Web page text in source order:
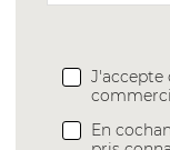
J'accepte
En